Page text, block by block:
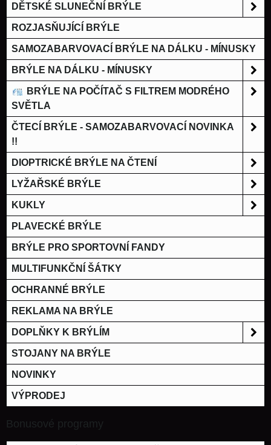
DĚTSKÉ SLUNEČNÍ BRÝLE
ROZJASŇUJÍCÍ BRÝLE
SAMOZABARVOVACÍ BRÝLE NA DÁLKU - MÍNUSKY
BRÝLE NA DÁLKU - MÍNUSKY
BRÝLE NA POČÍTAČ S FILTREM MODRÉHO
SVĚTLA
ČTECÍ BRÝLE - SAMOZABARVOVACÍ NOVINKA
!!
DIOPTRICKÉ BRÝLE NA ČTENÍ
LYŽAŘSKÉ BRÝLE
KUKLY
PLAVECKÉ BRÝLE
BRÝLE PRO SPORTOVNÍ FANDY
MULTIFUNKČNÍ ŠÁTKY
OCHRANNÉ BRÝLE
REKLAMA NA BRÝLE
DOPLŇKY K BRÝLÍM
STOJANY NA BRÝLE
NOVINKY
VÝPRODEJ
Bonusové programy